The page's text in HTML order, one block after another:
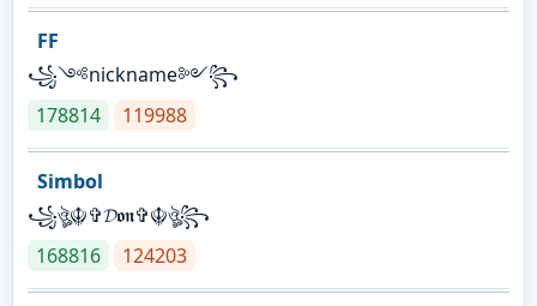
FF
꧁༺nickname༻꧂
178814
119988
Simbol
꧁ঔৣ☬✞𝓓𝖔𝖓✞☬ঔৣ꧂
168816
124203